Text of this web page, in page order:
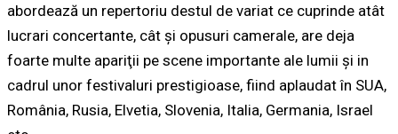
abordează un repertoriu destul de variat ce cuprinde atât
lucrari concertante, cât şi opusuri camerale, are deja
foarte multe apariţii pe scene importante ale lumii şi in
cadrul unor festivaluri prestigioase, fiind aplaudat în SUA,
România, Rusia, Elvetia, Slovenia, Italia, Germania, Israel